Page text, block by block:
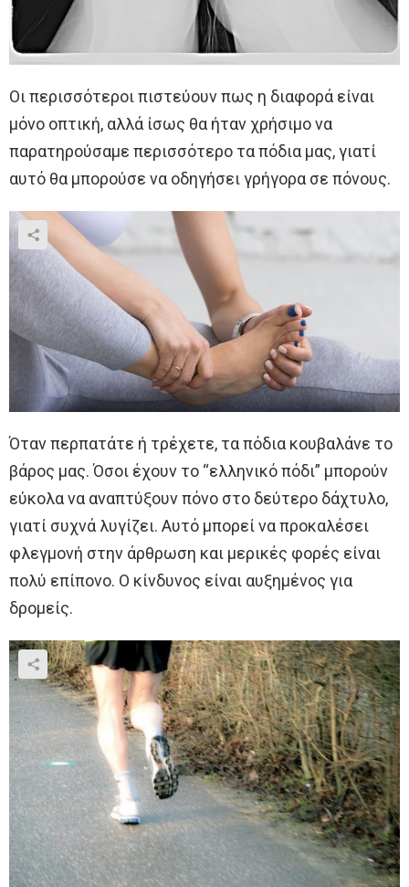
Οι περισσότεροι πιστεύουν πως η διαφορά είναι
μόνο οπτική, αλλά ίσως θα ήταν χρήσιμο να
παρατηρούσαμε περισσότερο τα πόδια μας, γιατί
αυτό θα μπορούσε να οδηγήσει γρήγορα σε πόνους.
Όταν περπατάτε ή τρέχετε, τα πόδια κουβαλάνε το
βάρος μας. Όσοι έχουν το “ελληνικό πόδι” μπορούν
εύκολα να αναπτύξουν πόνο στο δεύτερο δάχτυλο,
γιατί συχνά λυγίζει. Αυτό μπορεί να προκαλέσει
φλεγμονή στην άρθρωση και μερικές φορές είναι
πολύ επίπονο. Ο κίνδυνος είναι αυξημένος για
δρομείς.